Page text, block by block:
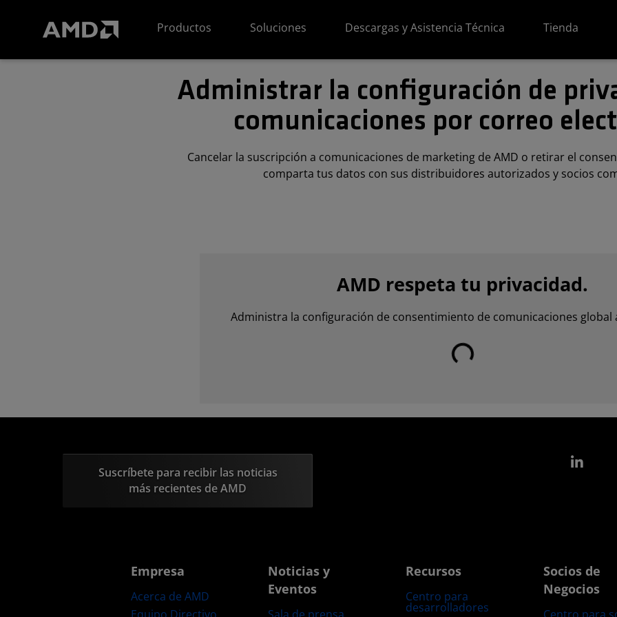
Productos
Soluciones Descargas y Asistencia Técnica Tienda
Administrar la configuración de
comunicaciones por correo
Cancelar la suscripción a comunicaciones de marketing de AMD o retirar el
comparta tus datos con sus distribuidores autorizados y socios
AMD respeta tu privacidad.
Administra la configuración de consentimiento de comunicaciones global
Cargando...
Suscríbete para recibir las noticias
más recientes de AMD
Empresa
Acerca de AMD
Equipo Directivo
Noticias y
Eventos
Recursos
Centro para
desarrolladores
Socios de
Negocios